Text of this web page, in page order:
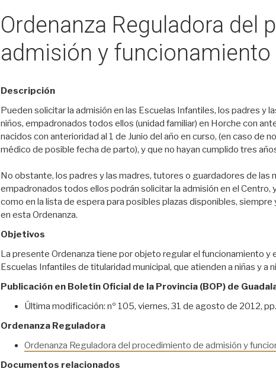
Ordenanza Reguladora del
admisión y funcionamiento
Descripción
Pueden solicitar la admisión en las Escuelas Infantiles, los padres y
niños, empadronados todos ellos (unidad familiar) en Horche con
nacidos con anterioridad al 1 de Junio del año en curso, (en caso de
médico de posible fecha de parto), y que no hayan cumplido tres
No obstante, los padres y las madres, tutores o guardadores de las
empadronados todos ellos podrán solicitar la admisión en el Centro,
como en la lista de espera para posibles plazas disponibles,
en esta Ordenanza.
Objetivos
La presente Ordenanza tiene por objeto regular el funcionamiento y
Escuelas Infantiles de titularidad municipal, que atienden a niñas y a
Publicación en Boletín Oficial de la Provincia (BOP) de
Última modificación: nº 105, viernes, 31 de agosto de 2012,
Ordenanza Reguladora
Ordenanza Reguladora del procedimiento de admisión y
Documentos relacionados